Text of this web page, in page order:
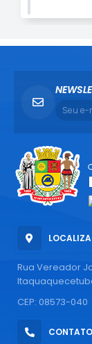
Rua Vereador
CEP: 08573-040
CONTATO